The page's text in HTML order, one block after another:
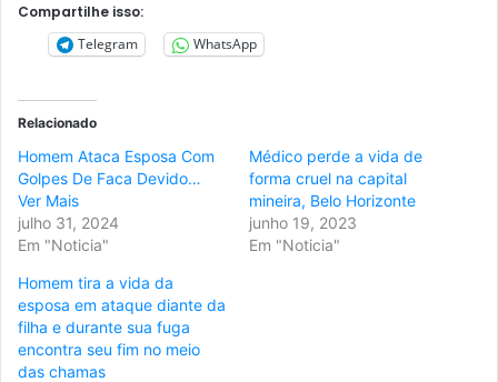
Compartilhe isso:
Telegram
WhatsApp
Relacionado
Homem Ataca Esposa Com
Golpes De Faca Devido…
Ver Mais
julho 31, 2024
Em "Noticia"
Médico perde a vida de
forma cruel na capital
mineira, Belo Horizonte
junho 19, 2023
Em "Noticia"
Homem tira a vida da
esposa em ataque diante da
filha e durante sua fuga
encontra seu fim no meio
das chamas